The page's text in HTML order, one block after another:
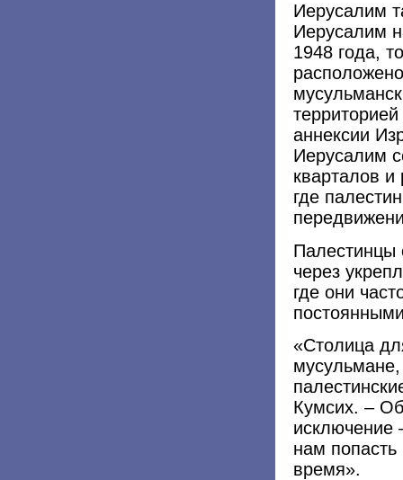
Иерусалим
Иерусалим
1948 года,
аннексии
Иерусалим
кварталов и
где
Палестинцы
через
где они
«Столица
Кумсих. –
исключение
нам
время».